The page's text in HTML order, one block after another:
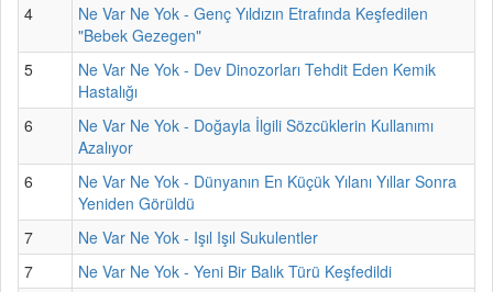
4
Ne Var Ne Yok - Genç Yıldızın Etrafında Keşfedilen
"Bebek Gezegen"
5
Ne Var Ne Yok - Dev Dinozorları Tehdit Eden Kemik
Hastalığı
6
Ne Var Ne Yok - Doğayla İlgili Sözcüklerin Kullanımı
Azalıyor
6
Ne Var Ne Yok - Dünyanın En Küçük Yılanı Yıllar Sonra
Yeniden Görüldü
7
Ne Var Ne Yok - Işıl Işıl Sukulentler
7
Ne Var Ne Yok - Yeni Bir Balık Türü Keşfedildi